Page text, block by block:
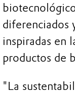
diferenciados
inspiradas en
productos de
"La